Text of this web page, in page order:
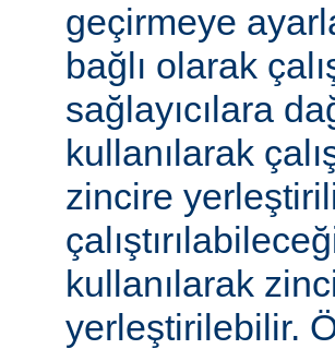
geçirmeye
bağlı olarak
sağlayıcılara
kullanılarak
zincire
kullanılarak
yerleştirilebilir.